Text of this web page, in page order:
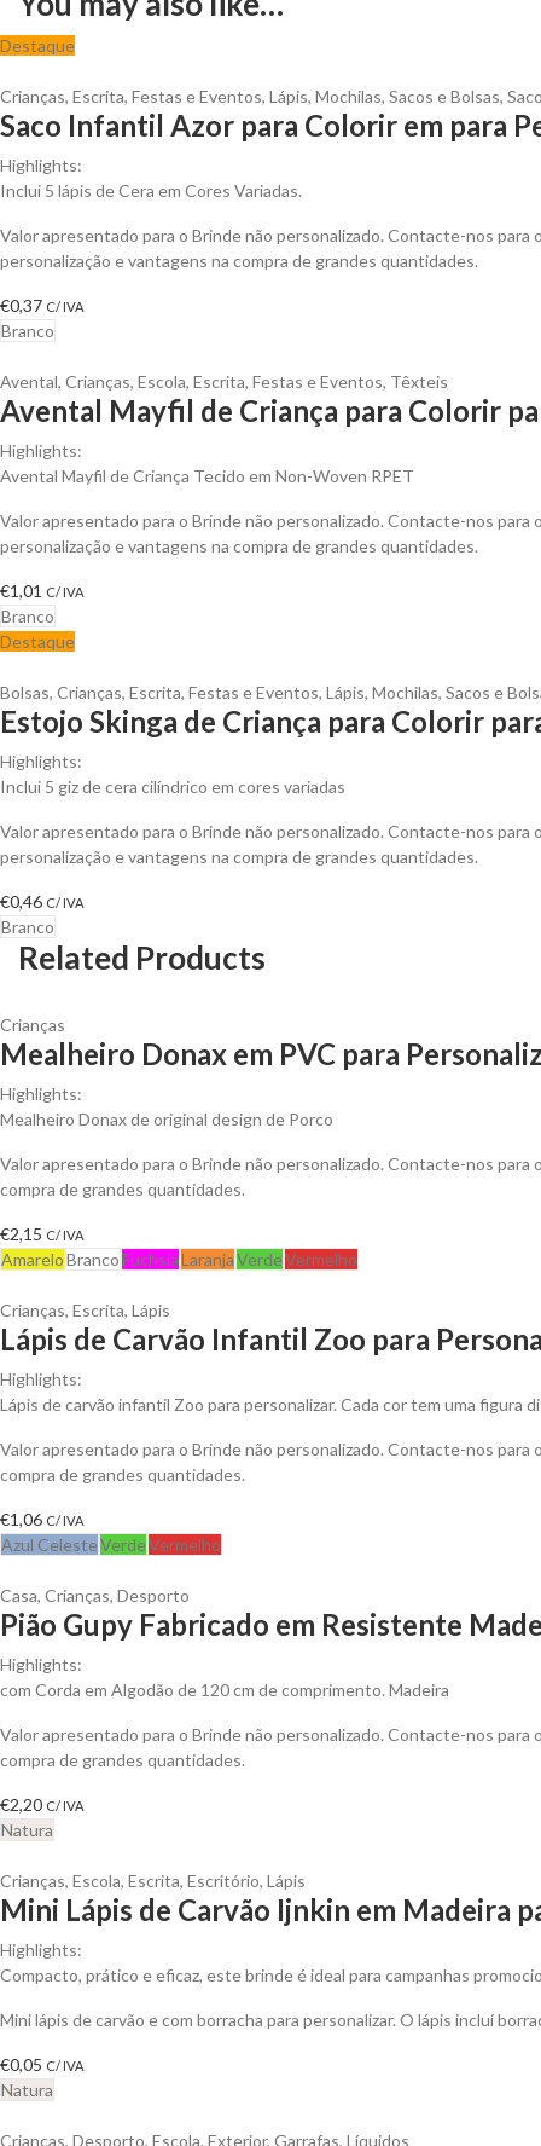
Destaque
Crianças, Escrita, Festas e Eventos, Lápis, Mochilas, Sacos e Bolsas,
Saco Infantil Azor para Colorir em para
Highlights:
Inclui 5 lápis de Cera em Cores Variadas.
Valor apresentado para o Brinde não personalizado. Contacte-nos para
personalização e vantagens na compra de grandes quantidades.
€0,37 C/ IVA
Branco
Avental, Crianças, Escola, Escrita, Festas e Eventos, Têxteis
Avental Mayfil de Criança para Colorir
Highlights:
Avental Mayfil de Criança Tecido em Non-Woven RPET
Valor apresentado para o Brinde não personalizado. Contacte-nos para
personalização e vantagens na compra de grandes quantidades.
€1,01 C/ IVA
Branco
Destaque
Bolsas, Crianças, Escrita, Festas e Eventos, Lápis, Mochilas, Sacos e
Estojo Skinga de Criança para Colorir
Highlights:
Inclui 5 giz de cera cilíndrico em cores variadas
Valor apresentado para o Brinde não personalizado. Contacte-nos para
personalização e vantagens na compra de grandes quantidades.
€0,46 C/ IVA
Branco
Related Products
Crianças
Mealheiro Donax em PVC para
Highlights:
Mealheiro Donax de original design de Porco
Valor apresentado para o Brinde não personalizado. Contacte-nos para
compra de grandes quantidades.
€2,15 C/ IVA
AmareloBrancoFuchsiaLaranjaVerdeVermelho
Crianças, Escrita, Lápis
Lápis de Carvão Infantil Zoo para
Highlights:
Lápis de carvão infantil Zoo para personalizar. Cada cor tem uma figura
Valor apresentado para o Brinde não personalizado. Contacte-nos para
compra de grandes quantidades.
€1,06 C/ IVA
Azul CelesteVerdeVermelho
Casa, Crianças, Desporto
Pião Gupy Fabricado em Resistente
Highlights:
com Corda em Algodão de 120 cm de comprimento. Madeira
Valor apresentado para o Brinde não personalizado. Contacte-nos para
compra de grandes quantidades.
€2,20 C/ IVA
Natura
Crianças, Escola, Escrita, Escritório, Lápis
Mini Lápis de Carvão Ijnkin em Madeira
Highlights:
Compacto, prático e eficaz, este brinde é ideal para campanhas
Mini lápis de carvão e com borracha para personalizar. O lápis incluí
€0,05 C/ IVA
Natura
Crianças, Desporto, Escola, Exterior, Garrafas, Líquidos